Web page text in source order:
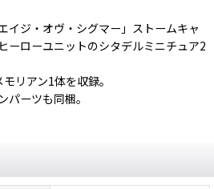
イジ・オヴ・シグマー」ストームキャ
ーローユニットのシタデルミニチュア2
リアン1体を収録。
パーツも同梱。